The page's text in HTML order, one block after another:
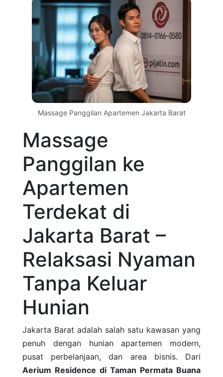
Massage Panggilan Apartemen Jakarta Barat
Massage
Panggilan ke
Apartemen
Terdekat di
Jakarta Barat –
Relaksasi Nyaman
Tanpa Keluar
Hunian
Jakarta Barat adalah salah satu kawasan yang
penuh dengan hunian apartemen modern,
pusat perbelanjaan, dan area bisnis. Dari
Aerium Residence di Taman Permata Buana